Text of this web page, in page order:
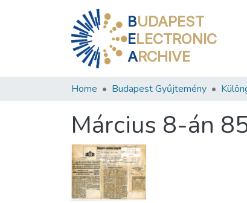
BUDAPEST
ELECTRONIC
ARCHIVE
Home Budapest Gyűjtemény
Március 8-án